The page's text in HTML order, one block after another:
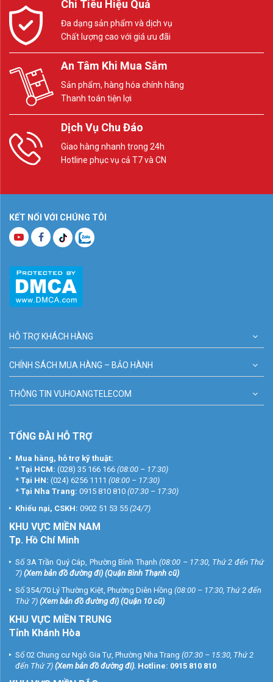
Chi Tiêu Hiệu Quả
Đa dạng sản phẩm và dịch vụ
Chất lượng cao với giá ưu đãi
An Tâm Khi Mua Sắm
Sản phẩm, hàng hóa chính hãng
Thanh toán tiện lợi
Dịch Vụ Chu Đáo
Giao hàng nhanh trong 24h
Hotline phục vụ cả T7 và CN
KẾT NỐI VỚI CHÚNG TÔI
HỖ TRỢ KHÁCH HÀNG
CHÍNH SÁCH MUA HÀNG – BẢO HÀNH
THÔNG TIN VUHOANGTELECOM
TỔNG ĐÀI HỖ TRỢ
Mua hàng, hỗ trợ kỹ thuật:
* Tại HCM: (028) 35 166 166 (08:00 – 17:30)
* Tại HN: (024) 6256 1111 (08:00 – 17:30)
* Tại Nha Trang: 0915 810 810 (07:30 – 17:30)
Khiếu nại, CSKH: 0902 51 53 55 (24/7)
KHU VỰC MIỀN NAM
Tp. Hồ Chí Minh
Số 3A Trần Quý Cáp, Phường Bình Thạnh (08:00 – 17:30, Thứ 2 đến Thứ
7) (Xem bản đồ đường đi) (Quận Bình Thạnh cũ)
Số 354/70 Lý Thường Kiệt, Phường Diên Hồng (08:00 – 17:30, Thứ 2 đến
Thứ 7) (Xem bản đồ đường đi) (Quận 10 cũ)
KHU VỰC MIỀN TRUNG
Tỉnh Khánh Hòa
Số 02 Chung cư Ngô Gia Tự, Phường Nha Trang (07:30 – 15:30, Thứ 2
đến Thứ 7) (Xem bản đồ đường đi). Hotline: 0915 810 810